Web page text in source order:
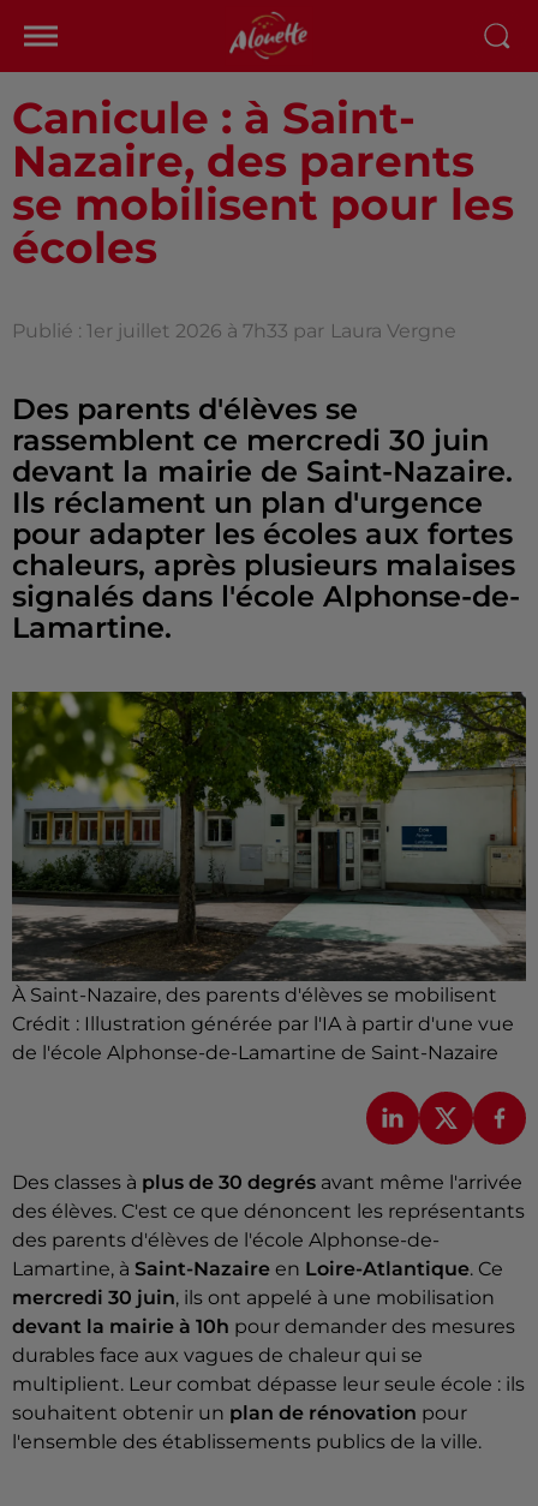
Canicule : à Saint-
Nazaire, des parents
se mobilisent pour les
écoles
Publié : 1er juillet 2026 à 7h33 par Laura Vergne
Des parents d'élèves se
rassemblent ce mercredi 30 juin
devant la mairie de Saint-Nazaire.
Ils réclament un plan d'urgence
pour adapter les écoles aux fortes
chaleurs, après plusieurs malaises
signalés dans l'école Alphonse-de-
Lamartine.
À Saint-Nazaire, des parents d'élèves se mobilisent
Crédit : Illustration générée par l'IA à partir d'une vue
de l'école Alphonse-de-Lamartine de Saint-Nazaire
Des classes à plus de 30 degrés avant même l'arrivée
des élèves. C'est ce que dénoncent les représentants
des parents d'élèves de l'école Alphonse-de-
Lamartine, à Saint-Nazaire en Loire-Atlantique. Ce
mercredi 30 juin, ils ont appelé à une mobilisation
devant la mairie à 10h pour demander des mesures
durables face aux vagues de chaleur qui se
multiplient. Leur combat dépasse leur seule école : ils
souhaitent obtenir un plan de rénovation pour
l'ensemble des établissements publics de la ville.